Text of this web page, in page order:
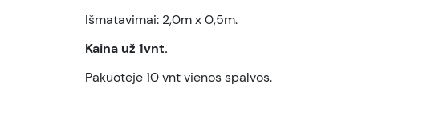
Išmatavimai: 2,0m x 0,5m.
Kaina už 1vnt.
Pakuotėje 10 vnt vienos spalvos.